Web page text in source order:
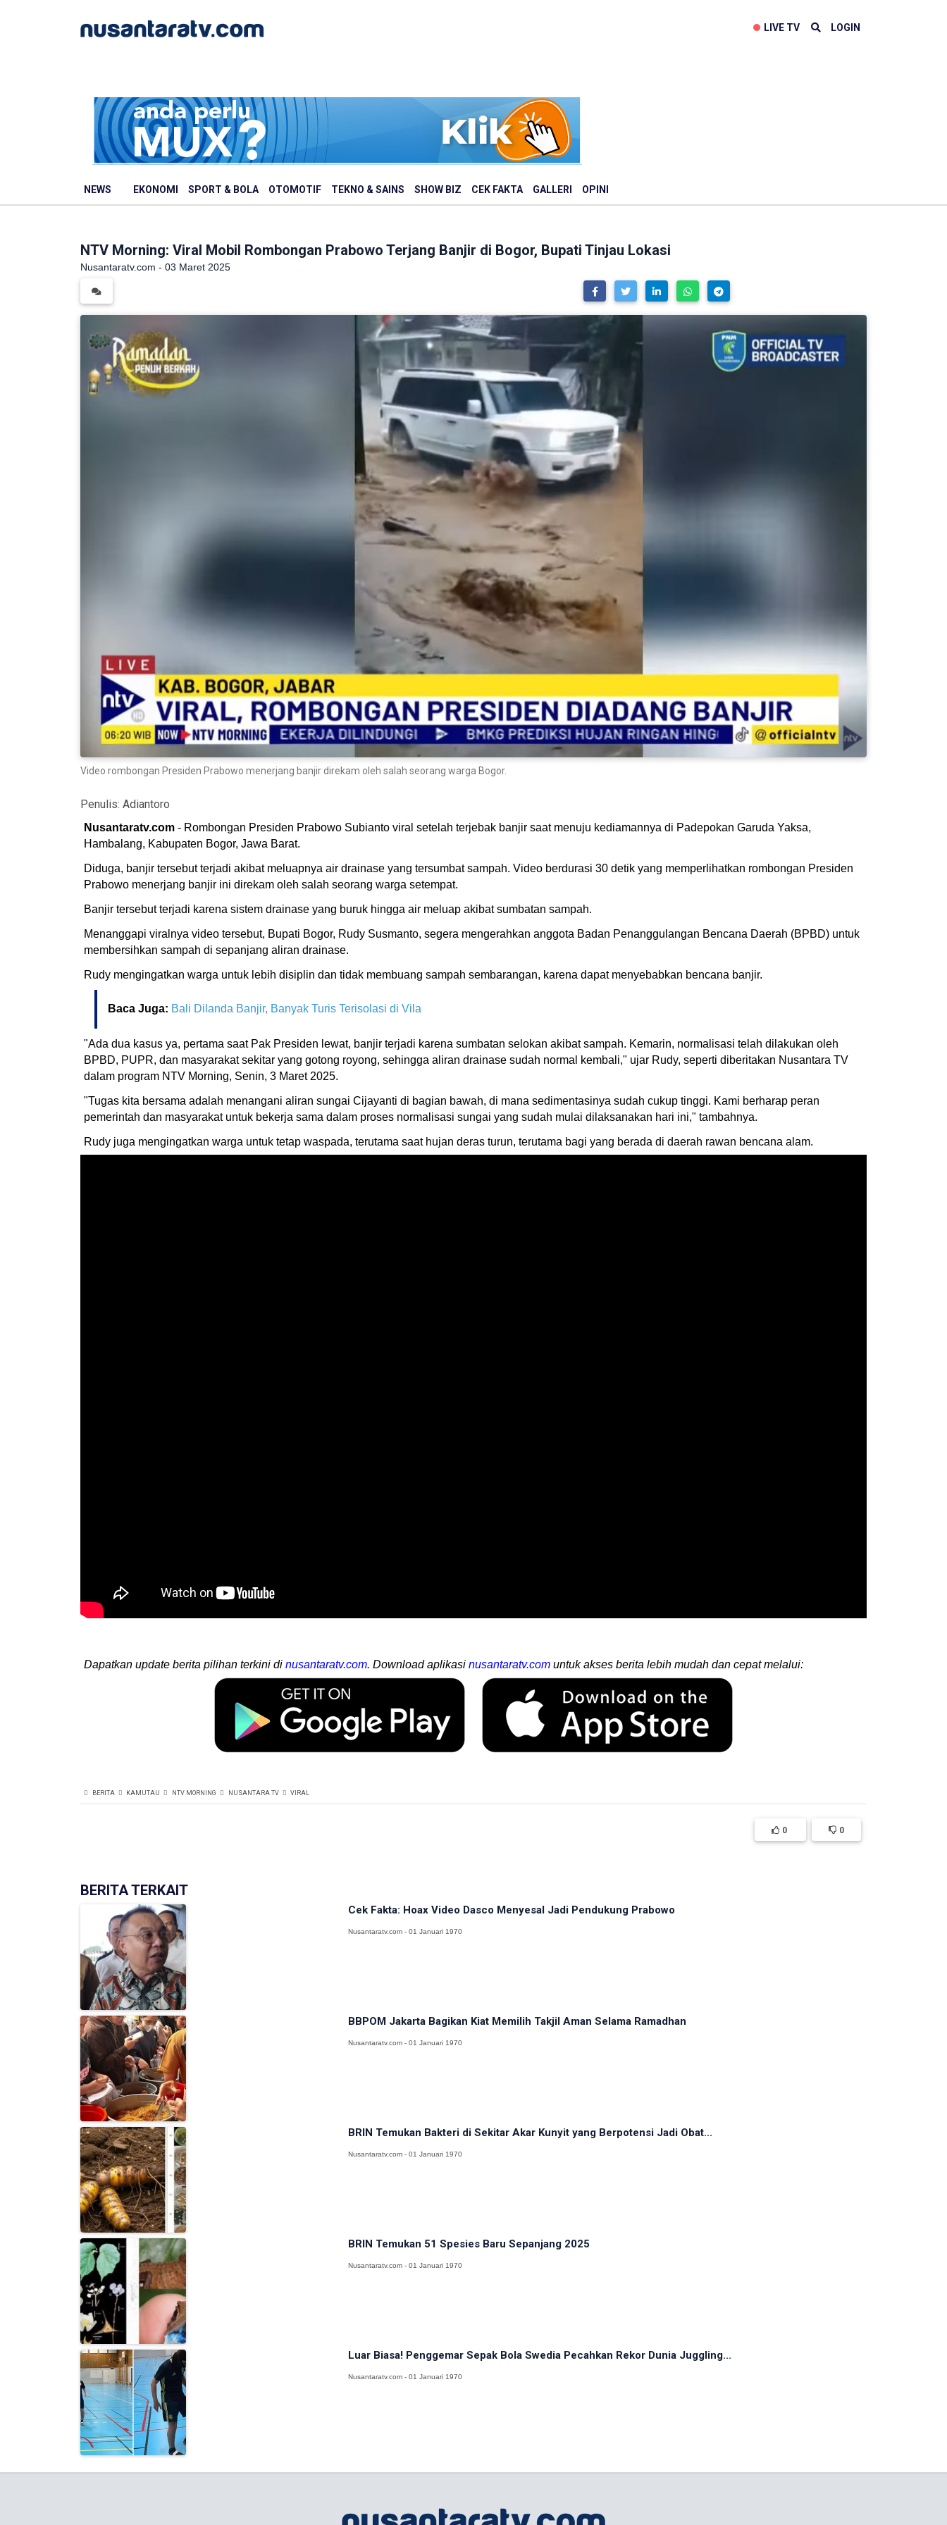
LIVE TV LOGIN
NEWS EKONOMI SPORT & BOLA OTOMOTIF TEKNO & SAINS SHOW BIZ CEK FAKTA GALLERI OPINI
NTV Morning: Viral Mobil Rombongan Prabowo Terjang Banjir di Bogor, Bupati Tinjau Lokasi
Nusantaratv.com - 03 Maret 2025
Video rombongan Presiden Prabowo menerjang banjir direkam oleh salah seorang warga Bogor.
Penulis: Adiantoro
Nusantaratv.com - Rombongan Presiden Prabowo Subianto viral setelah terjebak banjir saat menuju kediamannya di Padepokan Garuda Yaksa,
Hambalang, Kabupaten Bogor, Jawa Barat.
Diduga, banjir tersebut terjadi akibat meluapnya air drainase yang tersumbat sampah. Video berdurasi 30 detik yang memperlihatkan rombongan Presiden
Prabowo menerjang banjir ini direkam oleh salah seorang warga setempat.
Banjir tersebut terjadi karena sistem drainase yang buruk hingga air meluap akibat sumbatan sampah.
Menanggapi viralnya video tersebut, Bupati Bogor, Rudy Susmanto, segera mengerahkan anggota Badan Penanggulangan Bencana Daerah (BPBD) untuk
membersihkan sampah di sepanjang aliran drainase.
Rudy mengingatkan warga untuk lebih disiplin dan tidak membuang sampah sembarangan, karena dapat menyebabkan bencana banjir.
Baca Juga: Bali Dilanda Banjir, Banyak Turis Terisolasi di Vila
"Ada dua kasus ya, pertama saat Pak Presiden lewat, banjir terjadi karena sumbatan selokan akibat sampah. Kemarin, normalisasi telah dilakukan oleh
BPBD, PUPR, dan masyarakat sekitar yang gotong royong, sehingga aliran drainase sudah normal kembali," ujar Rudy, seperti diberitakan Nusantara TV
dalam program NTV Morning, Senin, 3 Maret 2025.
"Tugas kita bersama adalah menangani aliran sungai Cijayanti di bagian bawah, di mana sedimentasinya sudah cukup tinggi. Kami berharap peran
pemerintah dan masyarakat untuk bekerja sama dalam proses normalisasi sungai yang sudah mulai dilaksanakan hari ini," tambahnya.
Rudy juga mengingatkan warga untuk tetap waspada, terutama saat hujan deras turun, terutama bagi yang berada di daerah rawan bencana alam.
Dapatkan update berita pilihan terkini di nusantaratv.com. Download aplikasi nusantaratv.com untuk akses berita lebih mudah dan cepat melalui:
BERITA KAMUTAU NTV MORNING NUSANTARA TV VIRAL
0 0
BERITA TERKAIT
Cek Fakta: Hoax Video Dasco Menyesal Jadi Pendukung Prabowo
Nusantaratv.com - 01 Januari 1970
BBPOM Jakarta Bagikan Kiat Memilih Takjil Aman Selama Ramadhan
Nusantaratv.com - 01 Januari 1970
BRIN Temukan Bakteri di Sekitar Akar Kunyit yang Berpotensi Jadi Obat...
Nusantaratv.com - 01 Januari 1970
BRIN Temukan 51 Spesies Baru Sepanjang 2025
Nusantaratv.com - 01 Januari 1970
Luar Biasa! Penggemar Sepak Bola Swedia Pecahkan Rekor Dunia Juggling...
Nusantaratv.com - 01 Januari 1970